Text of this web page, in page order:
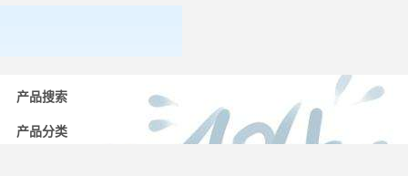
常用
低压
产品搜索
产品分类